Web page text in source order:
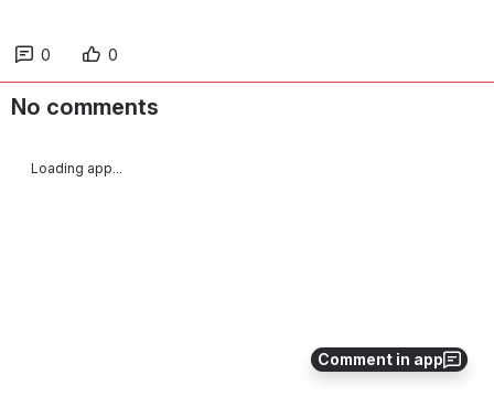
Comment in app
0 0
No comments
Loading app...